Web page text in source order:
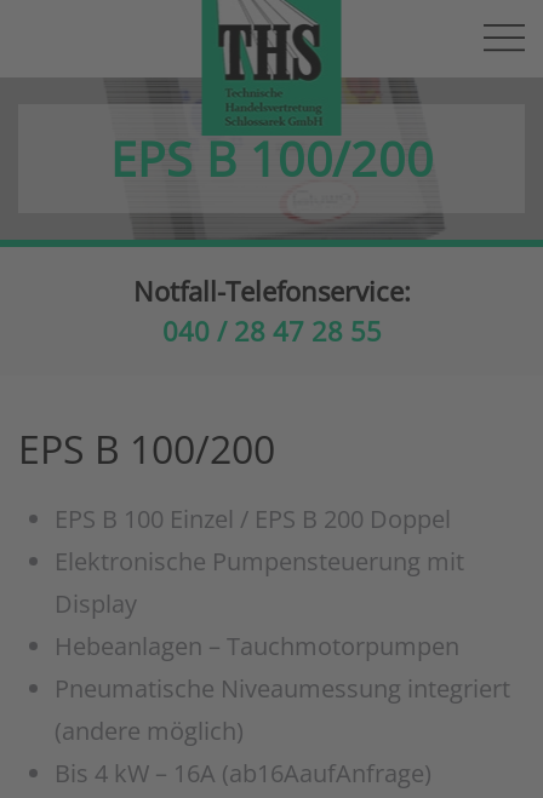
Skip to main content
EPS B 100/200
Notfall-Telefonservice:
040 / 28 47 28 55
EPS B 100/200
EPS B 100 Einzel / EPS B 200 Doppel
Elektronische Pumpensteuerung mit
Display
Hebeanlagen – Tauchmotorpumpen
Pneumatische Niveaumessung integriert
(andere möglich)
Bis 4 kW – 16A (ab16AaufAnfrage)